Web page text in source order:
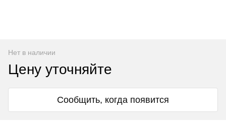
Нет в наличии
Цену уточняйте
Сообщить, когда появится